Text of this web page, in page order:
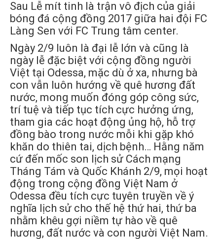
Sau Lễ mít tinh là trận vô địch của giải
bóng đá cộng đồng 2017 giữa hai đội FC
Làng Sen với FC Trung tâm center.
Ngày 2/9 luôn là đại lễ lớn và cũng là
ngày lễ đặc biệt với cộng đồng người
Việt tại Odessa, mặc dù ở xa, nhưng bà
con vẫn luôn hướng về quê hương đất
nước, mong muốn đóng góp công sức,
trí tuệ và tiếp tục tích cực hưởng ứng,
tham gia các hoạt động ủng hộ, hỗ trợ
đồng bào trong nước mỗi khi gặp khó
khăn do thiên tai, dịch bệnh… Hằng năm
cứ đến mốc son lịch sử Cách mạng
Tháng Tám và Quốc Khánh 2/9, mọi hoạt
động trong cộng đồng Việt Nam ở
Odessa đều tích cực tuyên truyền về ý
nghĩa lịch sử cho thế hệ thứ hai, thứ ba
nhằm khêu gợi niềm tự hào về quê
hương, đất nước và con người Việt Nam.